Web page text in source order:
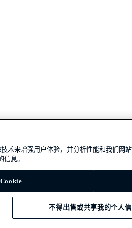
术来增强用户体验，并分析性能和我们网
息。
不得出售或共享我的个人